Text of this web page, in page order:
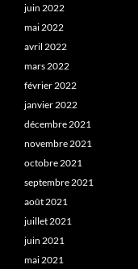
juin 2022
mai 2022
avril 2022
mars 2022
février 2022
janvier 2022
décembre 2021
novembre 2021
octobre 2021
septembre 2021
août 2021
juillet 2021
juin 2021
mai 2021